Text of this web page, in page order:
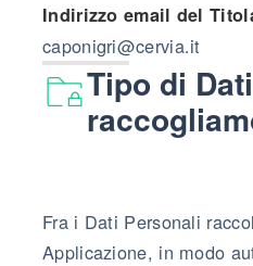
Indirizzo email del
caponigri@cervia.it
Tipo di
Fra i Dati Personali
Applicazione, in modo